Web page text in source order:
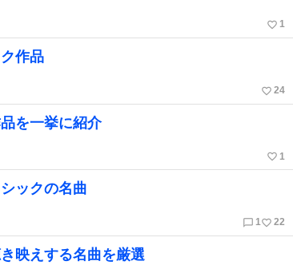
favorite_border 1
作品
favorite_border 24
を一挙に紹介
favorite_border 1
ックの名曲
chat_bubble_outline 1 favorite_border 22
映えする名曲を厳選